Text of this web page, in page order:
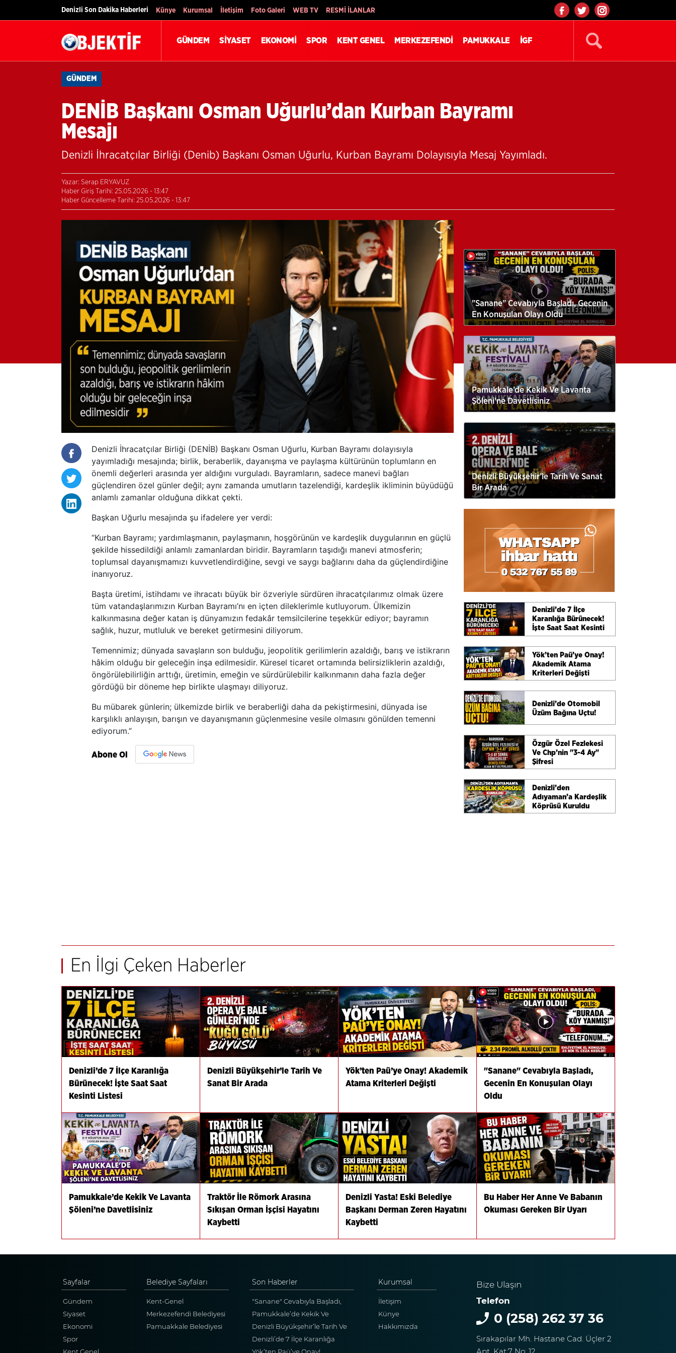
Denizli Son Dakika Haberleri Künye Kurumsal İletişim Foto Galeri WEB TV RESMİ İLANLAR
GÜNDEM SİYASET EKONOMİ SPOR KENT GENEL MERKEZEFENDİ PAMUKKALE İGF
GÜNDEM
DENİB Başkanı Osman Uğurlu’dan Kurban Bayramı
Mesajı
Denizli İhracatçılar Birliği (Denib) Başkanı Osman Uğurlu, Kurban Bayramı Dolayısıyla Mesaj Yayımladı.
Yazar: Serap ERYAVUZ
Haber Giriş Tarihi: 25.05.2026 - 13:47
Haber Güncelleme Tarihi: 25.05.2026 - 13:47
Denizli İhracatçılar Birliği (DENİB) Başkanı Osman Uğurlu, Kurban Bayramı dolayısıyla
yayımladığı mesajında; birlik, beraberlik, dayanışma ve paylaşma kültürünün toplumların en
önemli değerleri arasında yer aldığını vurguladı. Bayramların, sadece manevi bağları
güçlendiren özel günler değil; aynı zamanda umutların tazelendiği, kardeşlik ikliminin büyüdüğü
anlamlı zamanlar olduğuna dikkat çekti.
Başkan Uğurlu mesajında şu ifadelere yer verdi:
“Kurban Bayramı; yardımlaşmanın, paylaşmanın, hoşgörünün ve kardeşlik duygularının en güçlü
şekilde hissedildiği anlamlı zamanlardan biridir. Bayramların taşıdığı manevi atmosferin;
toplumsal dayanışmamızı kuvvetlendirdiğine, sevgi ve saygı bağlarını daha da güçlendirdiğine
inanıyoruz.
Başta üretimi, istihdamı ve ihracatı büyük bir özveriyle sürdüren ihracatçılarımız olmak üzere
tüm vatandaşlarımızın Kurban Bayramı’nı en içten dileklerimle kutluyorum. Ülkemizin
kalkınmasına değer katan iş dünyamızın fedakâr temsilcilerine teşekkür ediyor; bayramın
sağlık, huzur, mutluluk ve bereket getirmesini diliyorum.
Temennimiz; dünyada savaşların son bulduğu, jeopolitik gerilimlerin azaldığı, barış ve istikrarın
hâkim olduğu bir geleceğin inşa edilmesidir. Küresel ticaret ortamında belirsizliklerin azaldığı,
öngörülebilirliğin arttığı, üretimin, emeğin ve sürdürülebilir kalkınmanın daha fazla değer
gördüğü bir döneme hep birlikte ulaşmayı diliyoruz.
Bu mübarek günlerin; ülkemizde birlik ve beraberliği daha da pekiştirmesini, dünyada ise
karşılıklı anlayışın, barışın ve dayanışmanın güçlenmesine vesile olmasını gönülden temenni
ediyorum.”
Abone Ol
"Sanane" Cevabıyla Başladı, Gecenin
En Konuşulan Olayı Oldu
Pamukkale’de Kekik Ve Lavanta
Şöleni’ne Davetlisiniz
Denizli Büyükşehir’le Tarih Ve Sanat
Bir Arada
Denizli’de 7 İlçe
Karanlığa Bürünecek!
İşte Saat Saat Kesinti
Listesi
Yök’ten Paü’ye Onay!
Akademik Atama
Kriterleri Değişti
Denizli’de Otomobil
Üzüm Bağına Uçtu!
Özgür Özel Fezlekesi
Ve Chp’nin "3-4 Ay"
Şifresi
Denizli’den
Adıyaman’a Kardeşlik
Köprüsü Kuruldu
En İlgi Çeken Haberler
Denizli’de 7 İlçe Karanlığa
Bürünecek! İşte Saat Saat
Kesinti Listesi
Denizli Büyükşehir’le Tarih Ve
Sanat Bir Arada
Yök’ten Paü’ye Onay! Akademik
Atama Kriterleri Değişti
"Sanane" Cevabıyla Başladı,
Gecenin En Konuşulan Olayı
Oldu
Pamukkale’de Kekik Ve Lavanta
Şöleni’ne Davetlisiniz
Traktör İle Römork Arasına
Sıkışan Orman İşçisi Hayatını
Kaybetti
Denizli Yasta! Eski Belediye
Başkanı Derman Zeren Hayatını
Kaybetti
Bu Haber Her Anne Ve Babanın
Okuması Gereken Bir Uyarı
Sayfalar
Gündem
Siyaset
Ekonomi
Spor
Belediye Sayfaları
Kent-Genel
Merkezefendi Belediyesi
Pamuakkale Belediyesi
Son Haberler
"Sanane" Cevabıyla Başladı,
Gecenin En Konuşulan Olayı
Oldu
Pamukkale’de Kekik Ve
Lavanta Şöleni’ne Davetlisiniz
Denizli Büyükşehir’le Tarih Ve
Sanat Bir Arada
Denizli’de 7 İlçe Karanlığa
Kurumsal
İletişim
Künye
Hakkımızda
Bize Ulaşın
Telefon
0 (258) 262 37 36
Sırakapılar Mh. Hastane Cad. Üçler 2